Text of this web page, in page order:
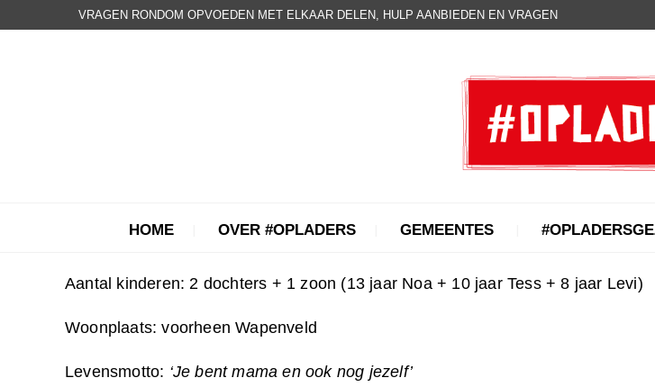
VRAGEN RONDOM OPVOEDEN MET ELKAAR DELEN, HULP AANBIEDEN EN VRAGEN
HOME OVER #OPLADERS GEMEENTES
Aantal kinderen: 2 dochters + 1 zoon (13 jaar Noa + 10 jaar Tess + 8 jaar Levi)
Woonplaats: voorheen Wapenveld
Levensmotto: ‘Je bent mama en ook nog jezelf’